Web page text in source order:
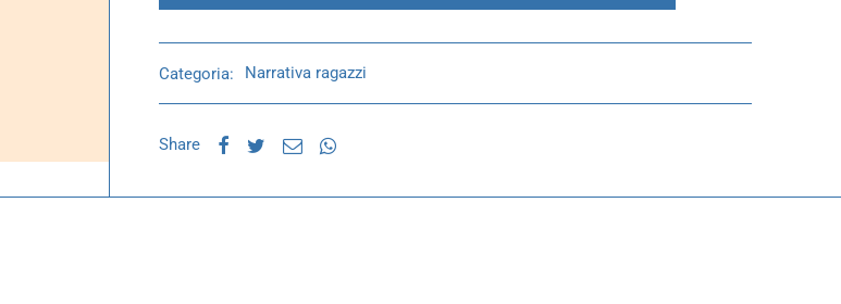
Categoria: Narrativa ragazzi
Share